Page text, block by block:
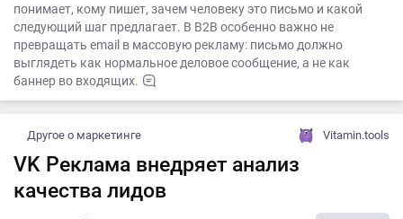
понимает, кому пишет, зачем человеку это письмо и какой
следующий шаг предлагает. В B2B особенно важно не
превращать email в массовую рекламу: письмо должно
выглядеть как нормальное деловое сообщение, а не как
баннер во входящих.
Другое о маркетинге Vitamin.tools
VK Реклама внедряет анализ
качества лидов